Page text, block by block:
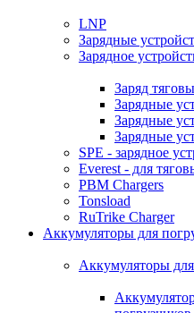
LNP
Зарядные
Зарядное
Заряд
Зарядные
Зарядные
Зарядные
SPE - зарядное
Everest - для
PBM Chargers
Tonsload
RuTrike Charger
Аккумуляторы для
Аккумуляторы